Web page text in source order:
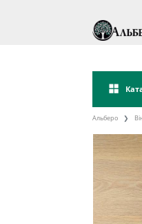
Альберо